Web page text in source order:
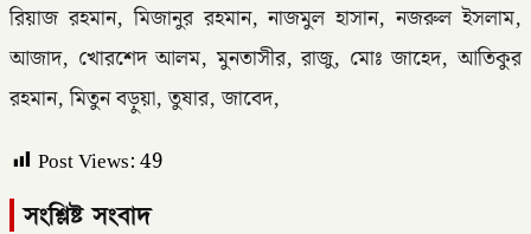
রিয়াজ রহমান, মিজানুর রহমান, নাজমুল হাসান, নজরুল ইসলাম,
আজাদ, খোরশেদ আলম, মুনতাসীর, রাজু, মোঃ জাহেদ, আতিকুর
রহমান, মিতুন বড়ুয়া, তুষার, জাবেদ,
Post Views:49
সংশ্লিষ্ট সংবাদ